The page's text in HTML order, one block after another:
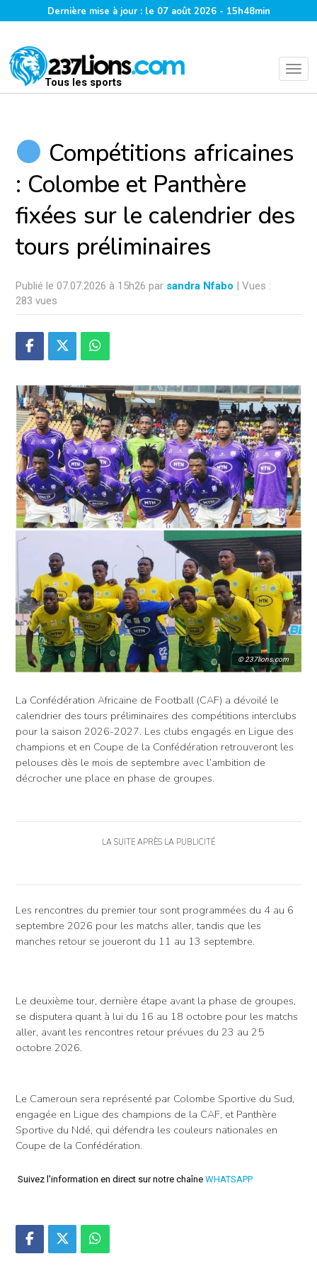
Dernière mise à jour : le 07 août 2026 - 15h48min
Tous les sports
Compétitions africaines
: Colombe et Panthère
fixées sur le calendrier des
tours préliminaires
Publié le 07.07.2026 à 15h26 par sandra Nfabo | Vues :
283 vues
© 237lions.com
La Confédération Africaine de Football (CAF) a dévoilé le
calendrier des tours préliminaires des compétitions interclubs
pour la saison 2026-2027. Les clubs engagés en Ligue des
champions et en Coupe de la Confédération retrouveront les
pelouses dès le mois de septembre avec l’ambition de
décrocher une place en phase de groupes.
LA SUITE APRÈS LA PUBLICITÉ
Les rencontres du premier tour sont programmées du 4 au 6
septembre 2026 pour les matchs aller, tandis que les
manches retour se joueront du 11 au 13 septembre.
Le deuxième tour, dernière étape avant la phase de groupes,
se disputera quant à lui du 16 au 18 octobre pour les matchs
aller, avant les rencontres retour prévues du 23 au 25
octobre 2026.
Le Cameroun sera représenté par Colombe Sportive du Sud,
engagée en Ligue des champions de la CAF, et Panthère
Sportive du Ndé, qui défendra les couleurs nationales en
Coupe de la Confédération.
Suivez l'information en direct sur notre chaîne WHATSAPP